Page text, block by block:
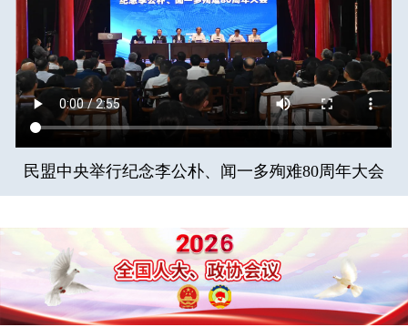
民盟中央举行纪念李公朴、闻一多殉难80周年大会